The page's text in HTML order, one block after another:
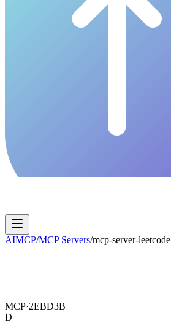
AIMCP/MCP Servers/mcp-server-leetcode
MCP·2EBD3B
D